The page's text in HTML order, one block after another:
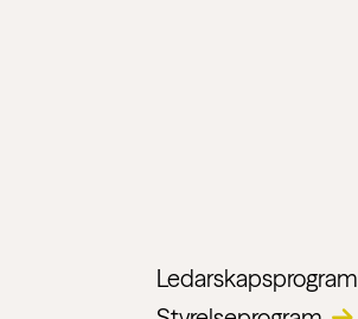
Ledarskapsprogram